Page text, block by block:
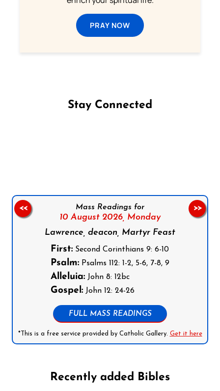
PRAY NOW
Stay Connected
Mass Readings for
10 August 2026, Monday
Lawrence, deacon, Martyr Feast
First: Second Corinthians 9: 6-10
Psalm: Psalms 112: 1-2, 5-6, 7-8, 9
Alleluia: John 8: 12bc
Gospel: John 12: 24-26
FULL MASS READINGS
*This is a free service provided by Catholic Gallery. Get it here
<< >>
Recently added Bibles